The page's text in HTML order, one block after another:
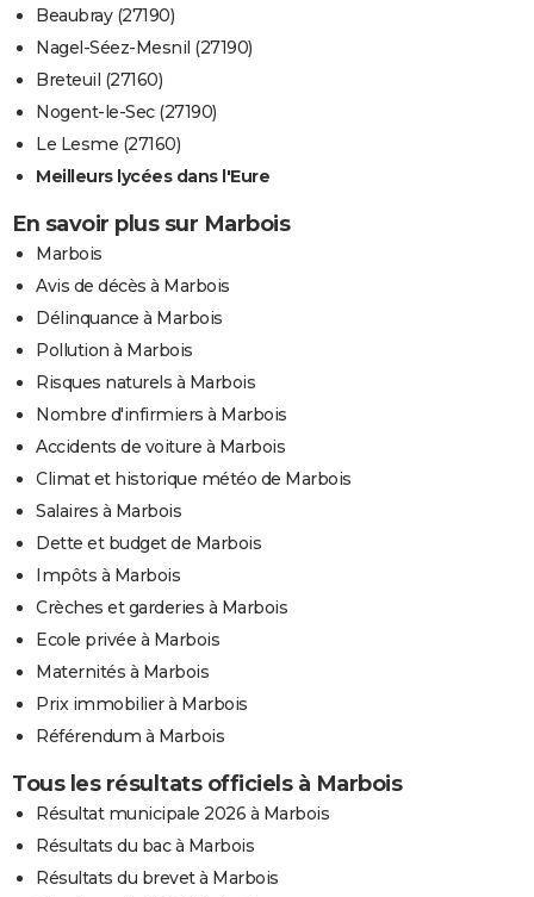
Beaubray (27190)
Nagel-Séez-Mesnil (27190)
Breteuil (27160)
Nogent-le-Sec (27190)
Le Lesme (27160)
Meilleurs lycées dans l'Eure
En savoir plus sur Marbois
Marbois
Avis de décès à Marbois
Délinquance à Marbois
Pollution à Marbois
Risques naturels à Marbois
Nombre d'infirmiers à Marbois
Accidents de voiture à Marbois
Climat et historique météo de Marbois
Salaires à Marbois
Dette et budget de Marbois
Impôts à Marbois
Crèches et garderies à Marbois
Ecole privée à Marbois
Maternités à Marbois
Prix immobilier à Marbois
Référendum à Marbois
Tous les résultats officiels à Marbois
Résultat municipale 2026 à Marbois
Résultats du bac à Marbois
Résultats du brevet à Marbois